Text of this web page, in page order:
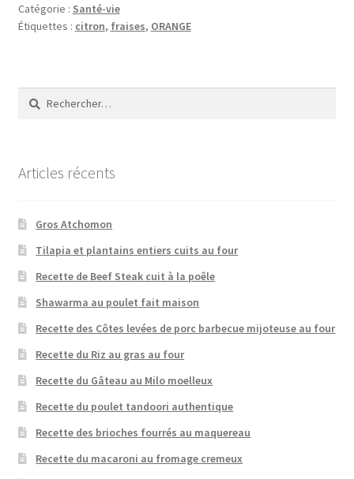
Catégorie : Santé-vie
Étiquettes : citron, fraises, ORANGE
Rechercher :
Articles récents
Gros Atchomon
Tilapia et plantains entiers cuits au four
Recette de Beef Steak cuit à la poêle
Shawarma au poulet fait maison
Recette des Côtes levées de porc barbecue mijoteuse au four
Recette du Riz au gras au four
Recette du Gâteau au Milo moelleux
Recette du poulet tandoori authentique
Recette des brioches fourrés au maquereau
Recette du macaroni au fromage cremeux